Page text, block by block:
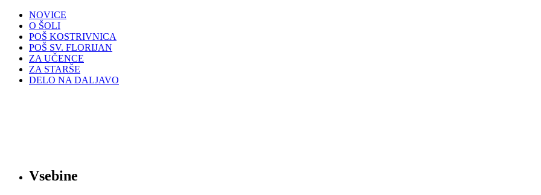
NOVICE
O ŠOLI
POŠ KOSTRIVNICA
POŠ SV. FLORIJAN
ZA UČENCE
ZA STARŠE
DELO NA DALJAVO
Vsebine